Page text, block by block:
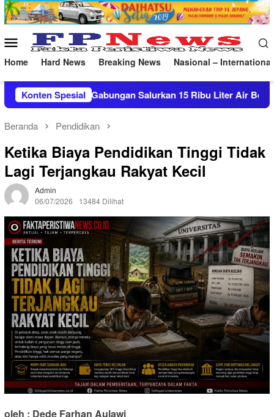
Loncat
ke
Menu
Mobile
Home Hard News Breaking News Nasional – International
Konten Spesial
15 Ribu Liter Air Bersih ke Pasekan Patroli
Beranda Pendidikan
Ketika Biaya Pendidikan Tinggi Tidak
Lagi Terjangkau Rakyat Kecil
Admin
06/07/2026
13484 Dilihat
oleh : Dede Farhan Aulawi